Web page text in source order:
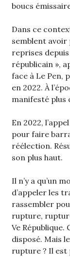
boucs
Dans ce
semblent avoir
reprises
républicain »,
face à Le Pen,
en 2022. À
manifesté plus
En 2022,
pour faire
réélection.
son plus haut.
Il n’y a qu’un
d’appeler les
rassembler
rupture,
Ve République.
disposé. Mais
rupture ? Il est